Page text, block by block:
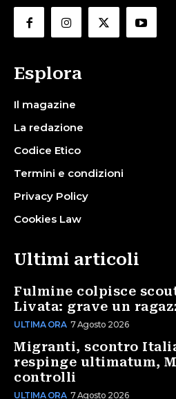
Esplora
Il magazine
La redazione
Codice Etico
Termini e condizioni
Privacy Policy
Cookies Law
Ultimi articoli
Fulmine colpisce
Livata: grave un
ULTIMA ORA 7 Agosto 2026
Migranti, scontro
respinge ultimatum,
controlli
ULTIMA ORA 7 Agosto 2026